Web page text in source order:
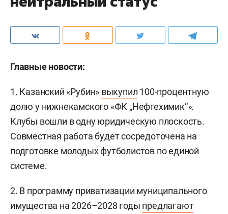
Главные новости:
1. Казанский «Рубин» выкупил 100-процентную
долю у нижнекамского «ФК „Нефтехимик“».
Клубы вошли в одну юридическую плоскость.
Совместная работа будет сосредоточена на
подготовке молодых футболистов по единой
системе.
2. В программу приватизации муниципального
имущества на 2026–2028 годы предлагают